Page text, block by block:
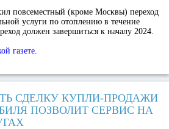
повсеместный (кроме Москвы) переход
услуги по отоплению в течение
должен завершиться к началу 2024.
газете.
СДЕЛКУ КУПЛИ-ПРОДАЖИ
ПОЗВОЛИТ СЕРВИС НА